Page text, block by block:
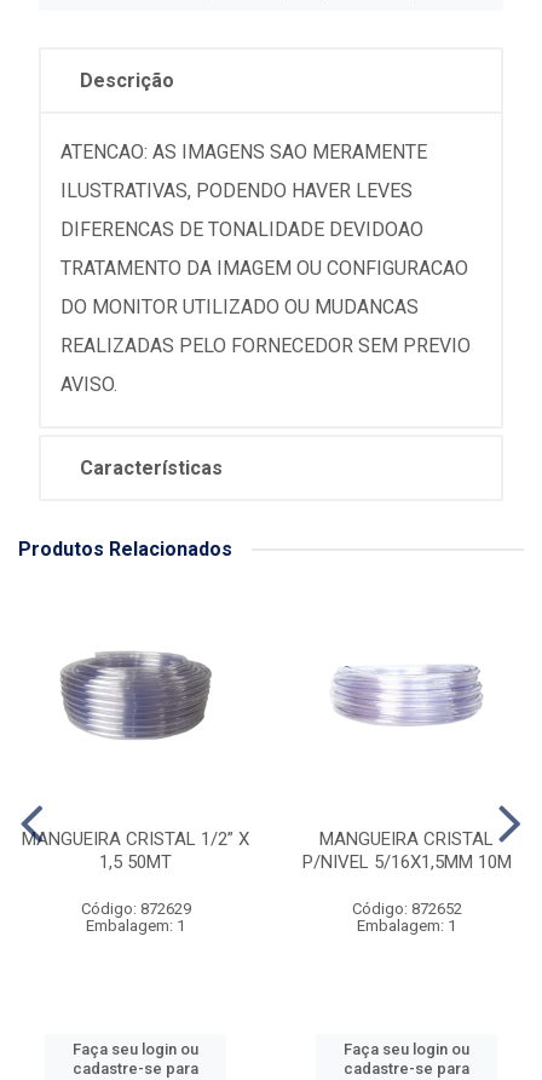
Descrição
ATENCAO: AS IMAGENS SAO MERAMENTE
ILUSTRATIVAS, PODENDO HAVER LEVES
DIFERENCAS DE TONALIDADE DEVIDOAO
TRATAMENTO DA IMAGEM OU CONFIGURACAO
DO MONITOR UTILIZADO OU MUDANCAS
REALIZADAS PELO FORNECEDOR SEM PREVIO
AVISO.
Características
Produtos Relacionados
MANGUEIRA CRISTAL 1/2” X
1,5 50MT
Código: 872629
Embalagem: 1
Faça seu login ou
cadastre-se para
MANGUEIRA CRISTAL
P/NIVEL 5/16X1,5MM 10M
Código: 872652
Embalagem: 1
Faça seu login ou
cadastre-se para